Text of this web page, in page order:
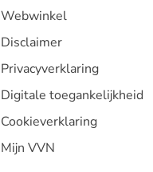
Webwinkel
Disclaimer
Privacyverklaring
Digitale toegankelijkheid
Cookieverklaring
Mijn VVN